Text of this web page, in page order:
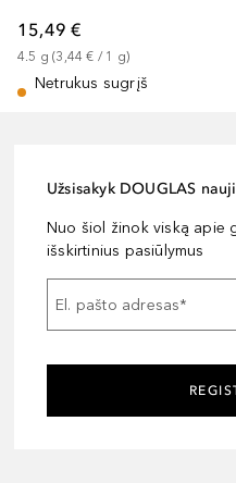
15,49 €
4.5 g (3,44 € / 1 g)
Netrukus sugrįš
Užsisakyk DOUGLAS
Nuo šiol žinok viską apie
išskirtinius pasiūlymus
El. pašto adresas*